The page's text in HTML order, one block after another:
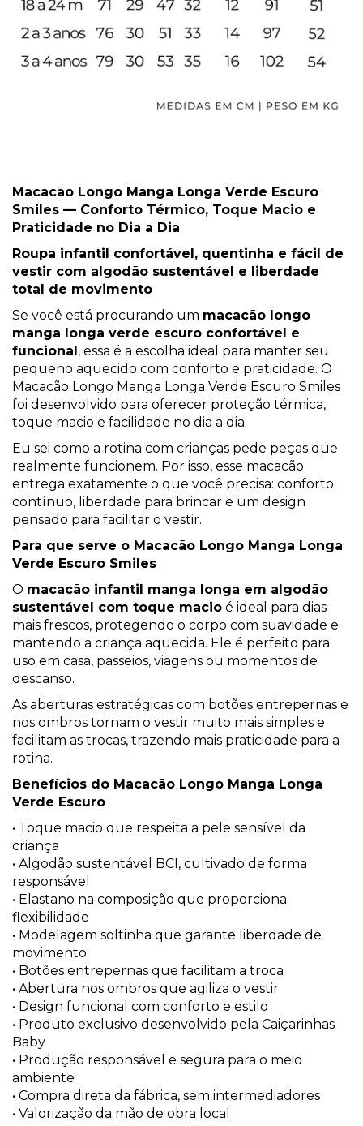
Macacão Longo Manga Longa Verde Escuro
Smiles — Conforto Térmico, Toque Macio e
Praticidade no Dia a Dia
Roupa infantil confortável, quentinha e fácil de
vestir com algodão sustentável e liberdade
total de movimento
Se você está procurando um macacão longo
manga longa verde escuro confortável e
funcional , essa é a escolha ideal para manter seu
pequeno aquecido com conforto e praticidade. O
Macacão Longo Manga Longa Verde Escuro Smiles
foi desenvolvido para oferecer proteção térmica,
toque macio e facilidade no dia a dia.
Eu sei como a rotina com crianças pede peças que
realmente funcionem. Por isso, esse macacão
entrega exatamente o que você precisa: conforto
contínuo, liberdade para brincar e um design
pensado para facilitar o vestir.
Para que serve o Macacão Longo Manga Longa
Verde Escuro Smiles
O macacão infantil manga longa em algodão
sustentável com toque macio é ideal para dias
mais frescos, protegendo o corpo com suavidade e
mantendo a criança aquecida. Ele é perfeito para
uso em casa, passeios, viagens ou momentos de
descanso.
As aberturas estratégicas com botões entrepernas e
nos ombros tornam o vestir muito mais simples e
facilitam as trocas, trazendo mais praticidade para a
rotina.
Benefícios do Macacão Longo Manga Longa
Verde Escuro
• Toque macio que respeita a pele sensível da
criança
• Algodão sustentável BCI, cultivado de forma
responsável
• Elastano na composição que proporciona
flexibilidade
• Modelagem soltinha que garante liberdade de
movimento
• Botões entrepernas que facilitam a troca
• Abertura nos ombros que agiliza o vestir
• Design funcional com conforto e estilo
• Produto exclusivo desenvolvido pela Caiçarinhas
Baby
• Produção responsável e segura para o meio
ambiente
• Compra direta da fábrica, sem intermediadores
• Valorização da mão de obra local